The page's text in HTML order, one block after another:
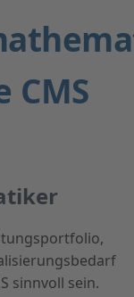
CMS
sinnvoll sein.